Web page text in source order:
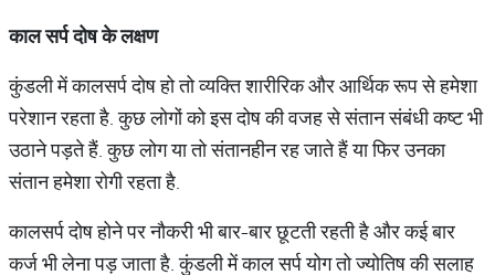
काल सर्प दोष के लक्षण
कुंडली में कालसर्प दोष हो तो व्यक्ति शारीरिक और आर्थिक रूप से हमेशा
परेशान रहता है. कुछ लोगों को इस दोष की वजह से संतान संबंधी कष्ट भी
उठाने पड़ते हैं. कुछ लोग या तो संतानहीन रह जाते हैं या फिर उनका
संतान हमेशा रोगी रहता है.
कालसर्प दोष होने पर नौकरी भी बार-बार छूटती रहती है और कई बार
कर्ज भी लेना पड़ जाता है. कुंडली में काल सर्प योग तो ज्योतिष की सलाह